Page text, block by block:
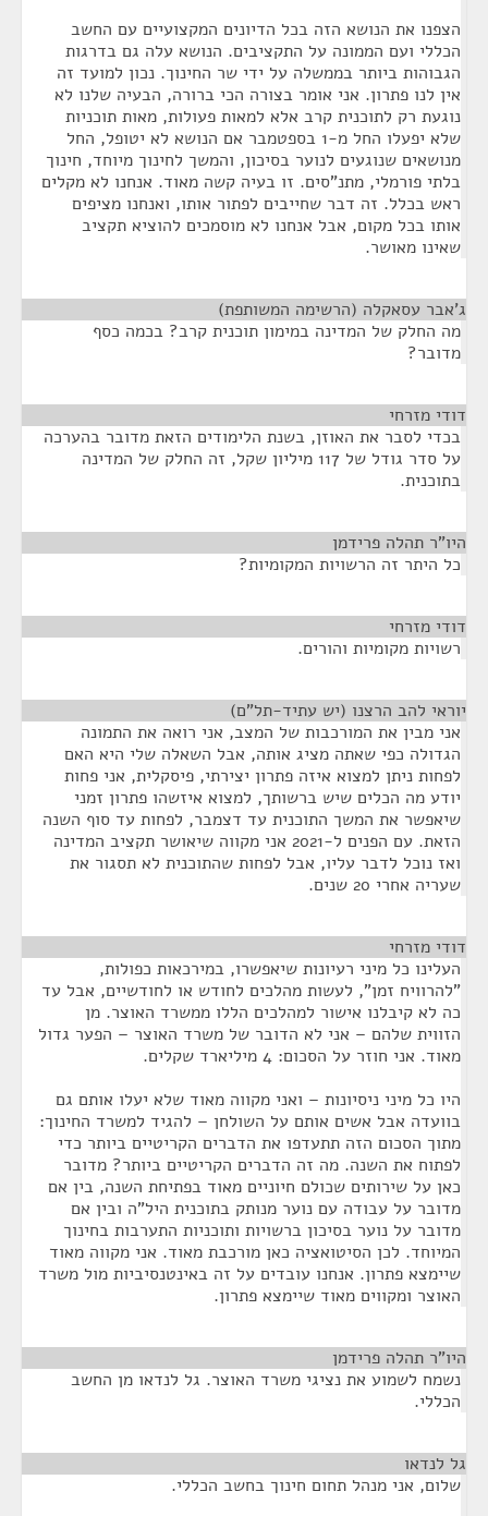
הצפנו את הנושא הזה בכל הדיונים המקצועיים עם החשב
הכללי ועם הממונה על התקציבים. הנושא עלה גם בדרגות
הגבוהות ביותר בממשלה על ידי שר החינוך. נכון למועד זה
אין לנו פתרון. אני אומר בצורה הכי ברורה, הבעיה שלנו לא
נוגעת רק לתוכנית קרב אלא למאות פעולות, מאות תוכניות
שלא יפעלו החל מ-1 בספטמבר אם הנושא לא יטופל, החל
מנושאים שנוגעים לנוער בסיכון, והמשך לחינוך מיוחד, חינוך
בלתי פורמלי, מתנ"סים. זו בעיה קשה מאוד. אנחנו לא מקלים
ראש בכלל. זה דבר שחייבים לפתור אותו, ואנחנו מציפים
אותו בכל מקום, אבל אנחנו לא מוסמכים להוציא תקציב
שאינו מאושר.
ג'אבר עסאקלה (הרשימה המשותפת)
מה החלק של המדינה במימון תוכנית קרב? בכמה כסף
מדובר?
דודי מזרחי
בכדי לסבר את האוזן, בשנת הלימודים הזאת מדובר בהערכה
על סדר גודל של 117 מיליון שקל, זה החלק של המדינה
בתוכנית.
היו"ר תהלה פרידמן
כל היתר זה הרשויות המקומיות?
דודי מזרחי
רשויות מקומיות והורים.
יוראי להב הרצנו (יש עתיד-תל"ם)
אני מבין את המורכבות של המצב, אני רואה את התמונה
הגדולה כפי שאתה מציג אותה, אבל השאלה שלי היא האם
לפחות ניתן למצוא איזה פתרון יצירתי, פיסקלית, אני פחות
יודע מה הכלים שיש ברשותך, למצוא איזשהו פתרון זמני
שיאפשר את המשך התוכנית עד דצמבר, לפחות עד סוף השנה
הזאת. עם הפנים ל-2021 אני מקווה שיאושר תקציב המדינה
ואז נוכל לדבר עליו, אבל לפחות שהתוכנית לא תסגור את
שעריה אחרי 20 שנים.
דודי מזרחי
העלינו כל מיני רעיונות שיאפשרו, במירכאות כפולות,
"להרוויח זמן", לעשות מהלכים לחודש או לחודשיים, אבל עד
כה לא קיבלנו אישור למהלכים הללו ממשרד האוצר. מן
הזווית שלהם – אני לא הדובר של משרד האוצר – הפער גדול
מאוד. אני חוזר על הסכום: 4 מיליארד שקלים.
היו כל מיני ניסיונות – ואני מקווה מאוד שלא יעלו אותם גם
בוועדה אבל אשים אותם על השולחן – להגיד למשרד החינוך:
מתוך הסכום הזה תתעדפו את הדברים הקריטיים ביותר כדי
לפתוח את השנה. מה זה הדברים הקריטיים ביותר? מדובר
כאן על שירותים שכולם חיוניים מאוד בפתיחת השנה, בין אם
מדובר על עבודה עם נוער מנותק בתוכנית היל"ה ובין אם
מדובר על נוער בסיכון ברשויות ותוכניות התערבות בחינוך
המיוחד. לכן הסיטואציה כאן מורכבת מאוד. אני מקווה מאוד
שיימצא פתרון. אנחנו עובדים על זה באינטנסיביות מול משרד
האוצר ומקווים מאוד שיימצא פתרון.
היו"ר תהלה פרידמן
נשמח לשמוע את נציגי משרד האוצר. גל לנדאו מן החשב
הכללי.
גל לנדאו
שלום, אני מנהל תחום חינוך בחשב הכללי.